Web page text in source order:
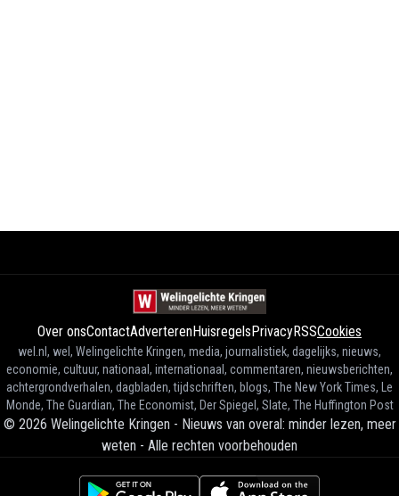
Over onsContactAdverterenHuisregelsPrivacyRSSCookies
wel.nl, wel, Welingelichte Kringen, media, journalistiek, dagelijks, nieuws,
economie, cultuur, nationaal, internationaal, commentaren, nieuwsberichten,
achtergrondverhalen, dagbladen, tijdschriften, blogs, The New York Times, Le
Monde, The Guardian, The Economist, Der Spiegel, Slate, The Huffington Post
© 2026 Welingelichte Kringen - Nieuws van overal: minder lezen, meer
weten - Alle rechten voorbehouden